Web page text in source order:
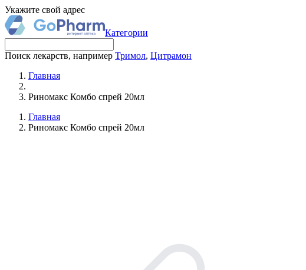
Укажите свой адрес
Категории
Поиск лекарств, например Тримол, Цитрамон
Главная
Риномакс Комбо спрей 20мл
Главная
Риномакс Комбо спрей 20мл